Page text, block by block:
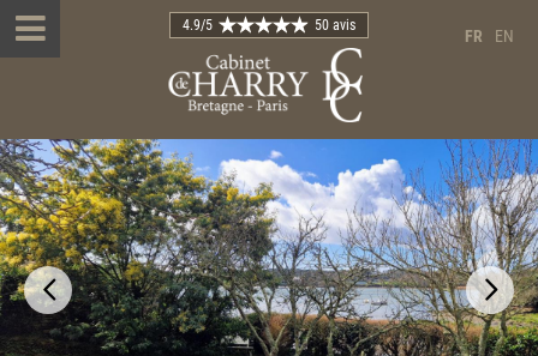
FR EN
4.9/5 50 avis